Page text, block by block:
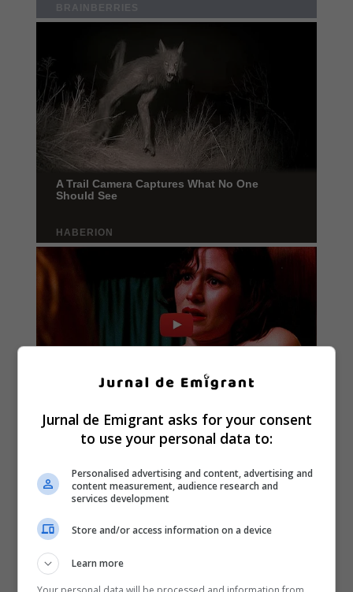
Jurnal de Emigrant asks for your consent
to use your personal data to:
Personalised advertising and content, advertising and
content measurement, audience research and
services development
Store and/or access information on a device
Learn more